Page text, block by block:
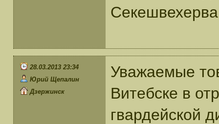
28.03.2013 23:34
Юрий Щепалин
Дзержинск
Уважаемые
Витебске в
гвардейской